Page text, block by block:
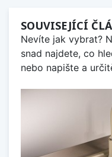
SOUVISEJÍCÍ
Nevíte jak vybrat?
snad najdete, co
nebo napište a